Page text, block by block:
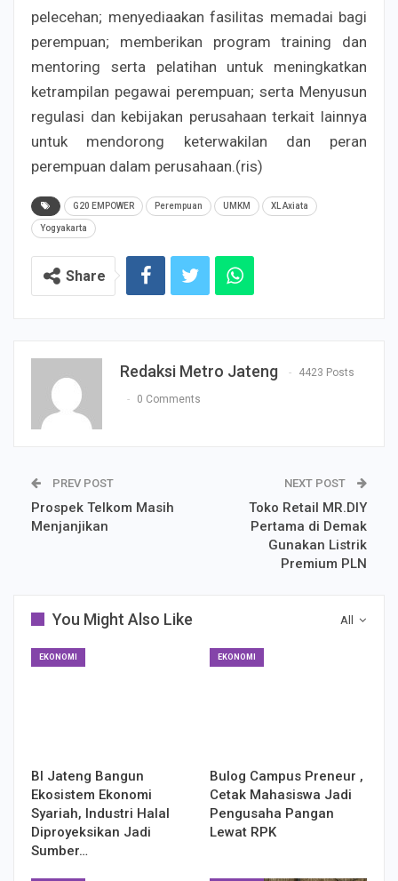
pelecehan; menyediaakan fasilitas memadai bagi
perempuan; memberikan program training dan
mentoring serta pelatihan untuk meningkatkan
ketrampilan pegawai perempuan; serta Menyusun
regulasi dan kebijakan perusahaan terkait lainnya
untuk mendorong keterwakilan dan peran
perempuan dalam perusahaan.(ris)
G20 EMPOWER Perempuan UMKM XL Axiata
Yogyakarta
Share
Redaksi Metro Jateng 4423 Posts
0 Comments
PREV POST
Prospek Telkom Masih
Menjanjikan
NEXT POST
Toko Retail MR.DIY
Pertama di Demak
Gunakan Listrik
Premium PLN
All
You Might Also Like
EKONOMI
BI Jateng Bangun
Ekosistem Ekonomi
Syariah, Industri Halal
Diproyeksikan Jadi
Sumber…
EKONOMI
Bulog Campus Preneur ,
Cetak Mahasiswa Jadi
Pengusaha Pangan
Lewat RPK